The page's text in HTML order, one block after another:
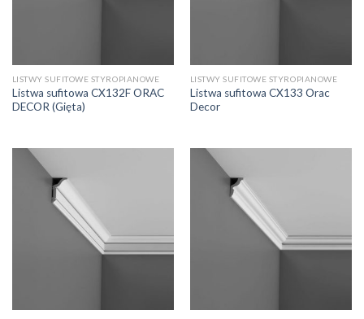
LISTWY SUFITOWE STYROPIANOWE
Listwa sufitowa CX132F ORAC
DECOR (Gięta)
LISTWY SUFITOWE STYROPIANOWE
Listwa sufitowa CX133 Orac
Decor